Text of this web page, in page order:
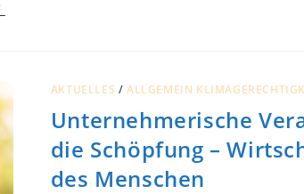
AKTUELLES /ALLGEMEIN
Unternehmerische
die Schöpfung –
des Menschen